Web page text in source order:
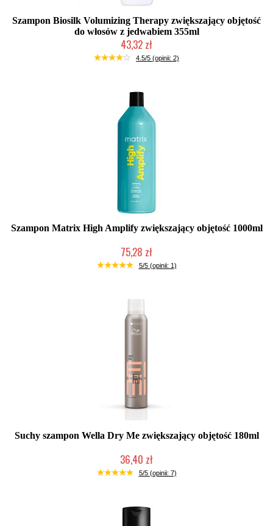
Szampon Biosilk Volumizing Therapy zwiększający objętość
do włosów z jedwabiem 355ml
43,32 zł
Duża ilość (wysyłka w 24h)
4.5/5 (opinii: 2)
Szampon Matrix High Amplify zwiększający objętość 1000ml
75,28 zł
Duża ilość (wysyłka w 24h)
5/5 (opinii: 1)
Suchy szampon Wella Dry Me zwiększający objętość 180ml
36,40 zł
Duża ilość (wysyłka w 24h)
5/5 (opinii: 7)